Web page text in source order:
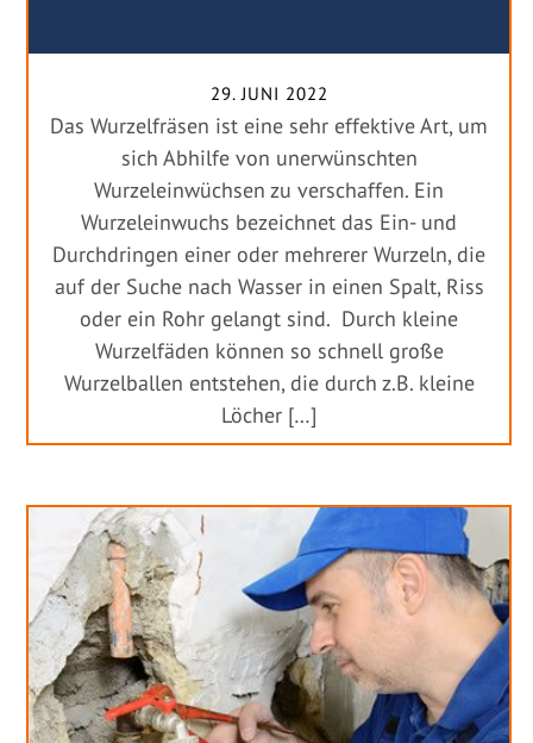
29. JUNI 2022
Das Wurzelfräsen ist eine sehr effektive Art, um
sich Abhilfe von unerwünschten
Wurzeleinwüchsen zu verschaffen. Ein
Wurzeleinwuchs bezeichnet das Ein- und
Durchdringen einer oder mehrerer Wurzeln, die
auf der Suche nach Wasser in einen Spalt, Riss
oder ein Rohr gelangt sind. Durch kleine
Wurzelfäden können so schnell große
Wurzelballen entstehen, die durch z.B. kleine
Löcher […]